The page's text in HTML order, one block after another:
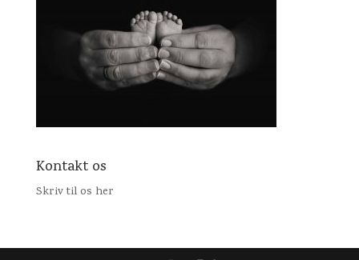
Kontakt os
Skriv til os her